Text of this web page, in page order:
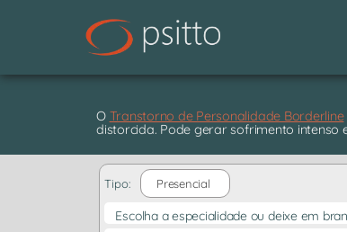
O Transtorno de Personalidade Borderline
distorcida. Pode gerar sofrimento
Tipo: Presencial
Escolha a especialidade ou deixe em